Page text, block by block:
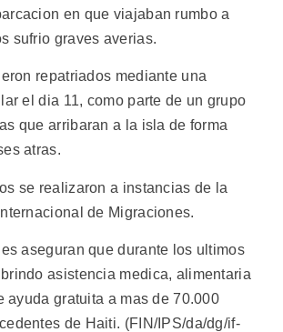
en que viajaban rumbo a
sufrio graves averias.
repatriados mediante una
el dia 11, como parte de un grupo
que arribaran a la isla de forma
atras.
se realizaron a instancias de la
de Migraciones.
aseguran que durante los ultimos
asistencia medica, alimentaria
ayuda gratuita a mas de 70.000
de Haiti. (FIN/IPS/da/dg/if-